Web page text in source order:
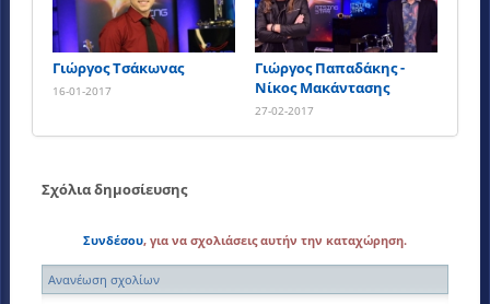
Γιώργος Τσάκωνας
16-01-2017
Γιώργος Παπαδάκης -
Νίκος Μακάντασης
27-02-2017
Σχόλια δημοσίευσης
Συνδέσου, για να σχολιάσεις αυτήν την καταχώρηση.
Ανανέωση σχολίων